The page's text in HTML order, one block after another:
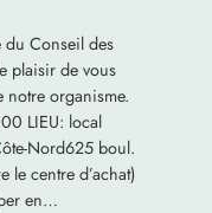
du Conseil des
plaisir de vous
notre organisme.
LIEU: local
Nord625 boul.
le centre d’achat)
en…